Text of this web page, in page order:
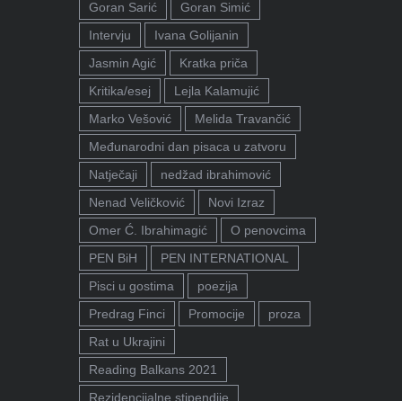
Goran Sarić
Goran Simić
Intervju
Ivana Golijanin
Jasmin Agić
Kratka priča
Kritika/esej
Lejla Kalamujić
Marko Vešović
Melida Travančić
Međunarodni dan pisaca u zatvoru
Natječaji
nedžad ibrahimović
Nenad Veličković
Novi Izraz
Omer Ć. Ibrahimagić
O penovcima
PEN BiH
PEN INTERNATIONAL
Pisci u gostima
poezija
Predrag Finci
Promocije
proza
Rat u Ukrajini
Reading Balkans 2021
Rezidencijalne stipendije